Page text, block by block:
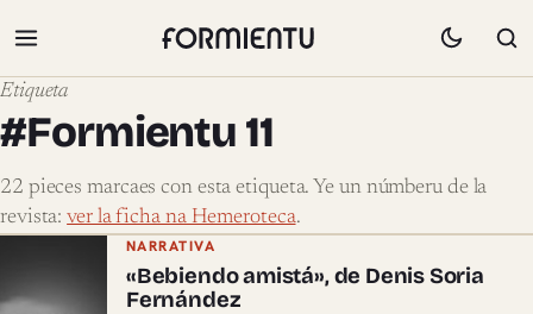
Etiqueta
#Formientu 11
22 pieces marcaes con esta etiqueta. Ye un númberu de la
revista:ver la ficha na Hemeroteca.
Pieces marcaes con #Formientu 11
NARRATIVA
«Bebiendo amistá», de Denis Soria
Fernández